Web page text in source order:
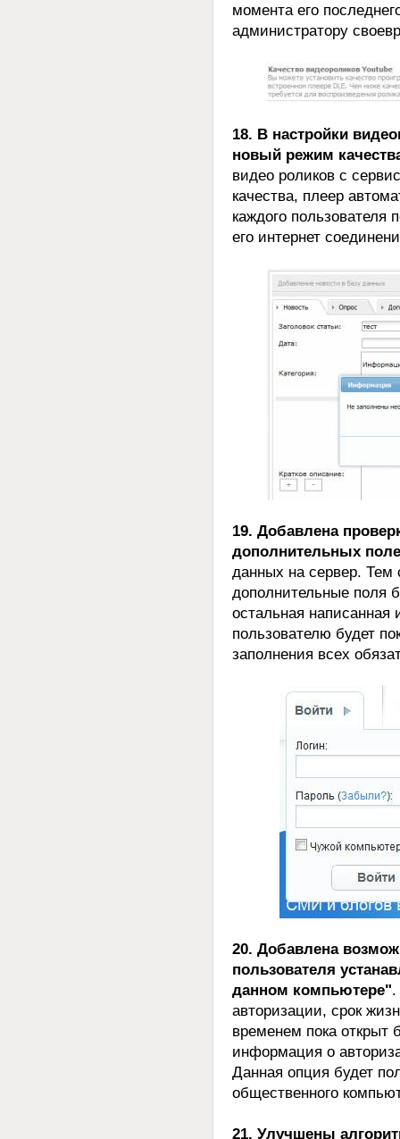
момента его
администратору
18. В настройки
новый режим
видео роликов с
качества, плеер
каждого пользователя
его интернет
19. Добавлена
дополнительных
данных на сервер.
дополнительные поля
остальная
пользователю будет
заполнения всех
20. Добавлена
пользователя
данном компьютере".
авторизации, срок
временем пока открыт
информация о
Данная опция будет
общественного
21. Улучшены